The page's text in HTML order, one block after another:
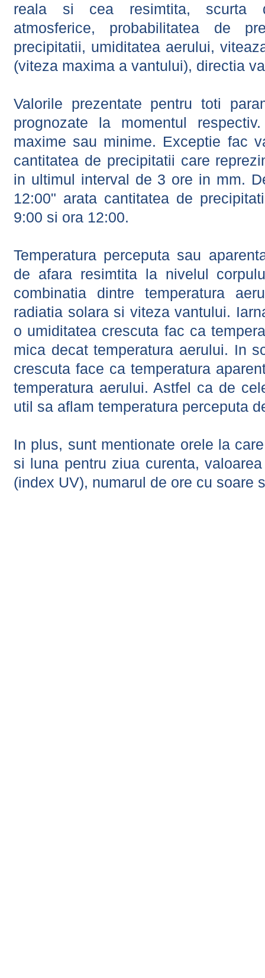
reala si cea resimtita, scurta
atmosferice, probabilitatea de
precipitatii, umiditatea aerului,
(viteza maxima a vantului), directia
Valorile prezentate pentru toti
prognozate la momentul
maxime sau minime. Exceptie fac
cantitatea de precipitatii care
in ultimul interval de 3 ore in mm.
12:00" arata cantitatea de
9:00 si ora 12:00.
Temperatura perceputa sau
de afara resimtita la nivelul
combinatia dintre temperatura
radiatia solara si viteza vantului.
o umiditatea crescuta fac ca
mica decat temperatura aerului. In
crescuta face ca temperatura
temperatura aerului. Astfel ca de
util sa aflam temperatura perceputa
In plus, sunt mentionate orele la
si luna pentru ziua curenta,
(index UV), numarul de ore cu soare